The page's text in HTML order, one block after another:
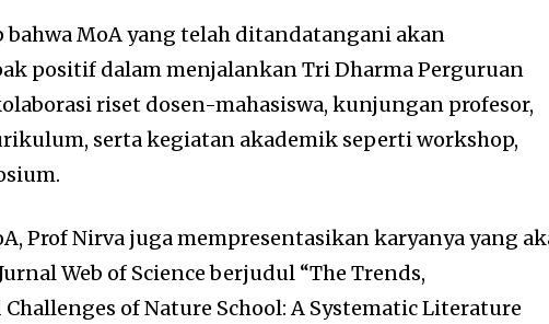
bahwa MoA yang telah ditandatangani akan
positif dalam menjalankan Tri Dharma Perguruan
riset dosen-mahasiswa, kunjungan profesor,
serta kegiatan akademik seperti workshop,
Prof Nirva juga mempresentasikan karyanya yang
Web of Science berjudul “The Trends,
of Nature School: A Systematic Literature